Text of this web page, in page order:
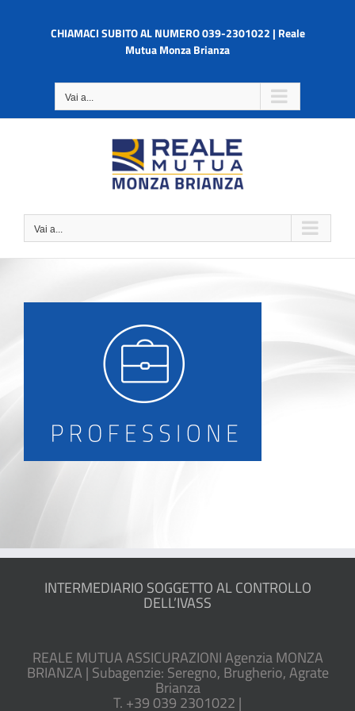
contenutoCHIAMACI SUBITO AL NUMERO 039-2301022 | Reale
Mutua Monza Brianza
Vai a...
Vai a...
INTERMEDIARIO SOGGETTO AL CONTROLLO
DELL’IVASS
REALE MUTUA ASSICURAZIONI Agenzia MONZA
BRIANZA | Subagenzie: Seregno, Brugherio, Agrate
Brianza
T. +39 039 2301022 |